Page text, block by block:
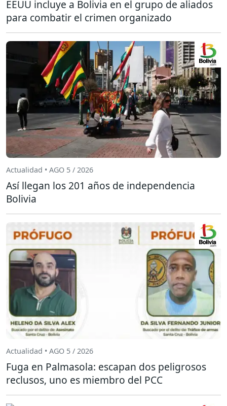
EEUU incluye a Bolivia en el grupo de aliados
para combatir el crimen organizado
Actualidad • AGO 5 / 2026
Así llegan los 201 años de independencia
Bolivia
Actualidad • AGO 5 / 2026
Fuga en Palmasola: escapan dos peligrosos
reclusos, uno es miembro del PCC